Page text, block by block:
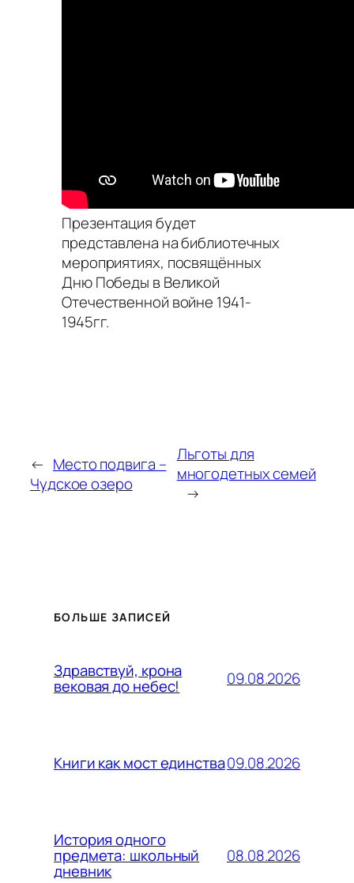
Презентация будет
представлена на библиотечных
мероприятиях, посвящённых
Дню Победы в Великой
Отечественной войне 1941-
1945гг.
← Место подвига –
Чудское озеро
Льготы для
многодетных семей
→
БОЛЬШЕ ЗАПИСЕЙ
Здравствуй, крона
вековая до небес! 09.08.2026
Книги как мост единства09.08.2026
История одного
предмета: школьный
дневник
08.08.2026